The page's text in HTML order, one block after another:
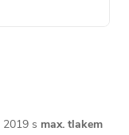
2019 s max. tlakem